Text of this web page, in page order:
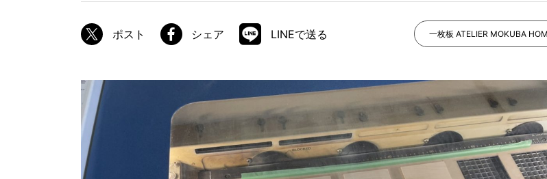
製造工程
加工技術
商品情報
ATELIER MOKUBAの一枚板テーブル
ATELIER MOKUBAの一枚板×異素材
吉祥寺ギャラリー
名古屋ギャラリー
大阪梅田ギャラリー
アウトレット神戸店
大川ギャラリー【本店】
天神ギャラリー
納品事
納品事
納品事例
お客様の声
コーディ
ポスト シェア LINEで送る 一枚板 ATELIER MOKUBA